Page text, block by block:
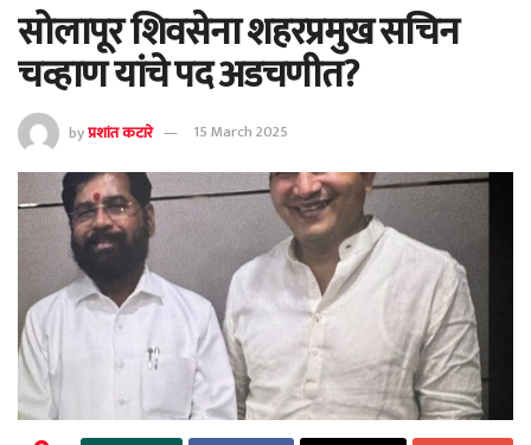
सोलापूर शिवसेना शहरप्रमुख सचिन
चव्हाण यांचे पद अडचणीत?
byप्रशांत कटारे 15 March 2025